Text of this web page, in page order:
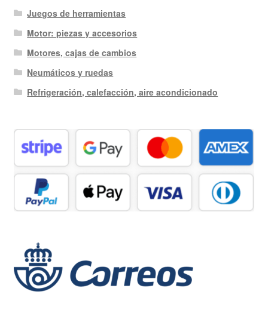
Juegos de herramientas
Motor: piezas y accesorios
Motores, cajas de cambios
Neumáticos y ruedas
Refrigeración, calefacción, aire acondicionado